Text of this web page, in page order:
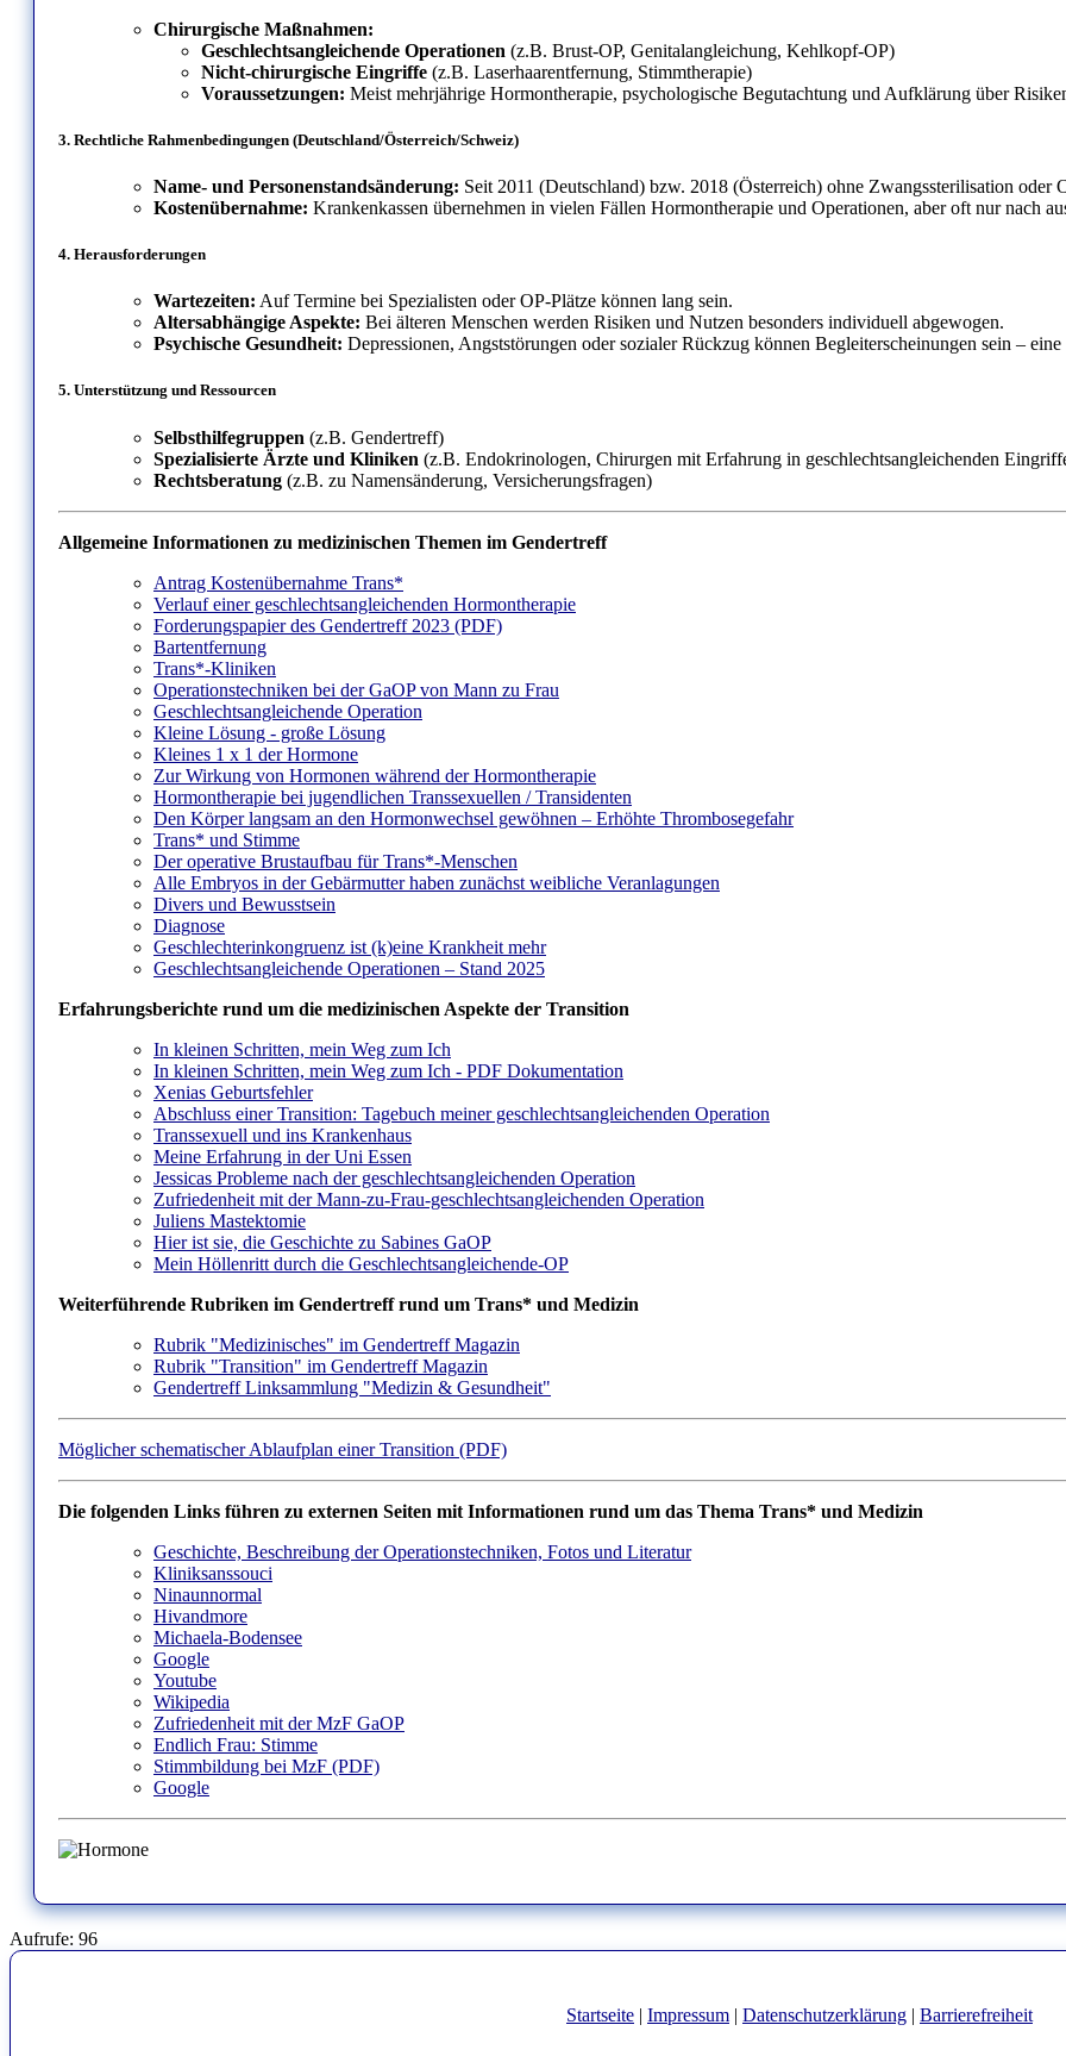
Chirurgische Maßnahmen:
Geschlechtsangleichende Operationen (z.B. Brust-OP, Genitalangleichung, Kehlkopf-OP)
Nicht-chirurgische Eingriffe (z.B. Laserhaarentfernung, Stimmtherapie)
Voraussetzungen: Meist mehrjährige Hormontherapie, psychologische Begutachtung und Aufklärung über
3. Rechtliche Rahmenbedingungen (Deutschland/Österreich/Schweiz)
Name- und Personenstandsänderung: Seit 2011 (Deutschland) bzw. 2018 (Österreich) ohne Zwangssterilisation
Kostenübernahme: Krankenkassen übernehmen in vielen Fällen Hormontherapie und Operationen, aber oft nur nach
4. Herausforderungen
Wartezeiten: Auf Termine bei Spezialisten oder OP-Plätze können lang sein.
Altersabhängige Aspekte: Bei älteren Menschen werden Risiken und Nutzen besonders individuell abgewogen.
Psychische Gesundheit: Depressionen, Angststörungen oder sozialer Rückzug können Begleiterscheinungen sein –
5. Unterstützung und Ressourcen
Selbsthilfegruppen (z.B. Gendertreff)
Spezialisierte Ärzte und Kliniken (z.B. Endokrinologen, Chirurgen mit Erfahrung in geschlechtsangleichenden
Rechtsberatung (z.B. zu Namensänderung, Versicherungsfragen)
Allgemeine Informationen zu medizinischen Themen im Gendertreff
Antrag Kostenübernahme Trans*
Verlauf einer geschlechtsangleichenden Hormontherapie
Forderungspapier des Gendertreff 2023 (PDF)
Bartentfernung
Trans*-Kliniken
Operationstechniken bei der GaOP von Mann zu Frau
Geschlechtsangleichende Operation
Kleine Lösung - große Lösung
Kleines 1 x 1 der Hormone
Zur Wirkung von Hormonen während der Hormontherapie
Hormontherapie bei jugendlichen Transsexuellen / Transidenten
Den Körper langsam an den Hormonwechsel gewöhnen – Erhöhte Thrombosegefahr
Trans* und Stimme
Der operative Brustaufbau für Trans*-Menschen
Alle Embryos in der Gebärmutter haben zunächst weibliche Veranlagungen
Divers und Bewusstsein
Diagnose
Geschlechterinkongruenz ist (k)eine Krankheit mehr
Geschlechtsangleichende Operationen – Stand 2025
Erfahrungsberichte rund um die medizinischen Aspekte der Transition
In kleinen Schritten, mein Weg zum Ich
In kleinen Schritten, mein Weg zum Ich - PDF Dokumentation
Xenias Geburtsfehler
Abschluss einer Transition: Tagebuch meiner geschlechtsangleichenden Operation
Transsexuell und ins Krankenhaus
Meine Erfahrung in der Uni Essen
Jessicas Probleme nach der geschlechtsangleichenden Operation
Zufriedenheit mit der Mann-zu-Frau-geschlechtsangleichenden Operation
Juliens Mastektomie
Hier ist sie, die Geschichte zu Sabines GaOP
Mein Höllenritt durch die Geschlechtsangleichende-OP
Weiterführende Rubriken im Gendertreff rund um Trans* und Medizin
Rubrik "Medizinisches" im Gendertreff Magazin
Rubrik "Transition" im Gendertreff Magazin
Gendertreff Linksammlung "Medizin & Gesundheit"
Möglicher schematischer Ablaufplan einer Transition (PDF)
Die folgenden Links führen zu externen Seiten mit Informationen rund um das Thema Trans* und Medizin
Geschichte, Beschreibung der Operationstechniken, Fotos und Literatur
Kliniksanssouci
Ninaunnormal
Hivandmore
Michaela-Bodensee
Google
Youtube
Wikipedia
Zufriedenheit mit der MzF GaOP
Endlich Frau: Stimme
Stimmbildung bei MzF (PDF)
Google
Aufrufe: 96
Startseite | Impressum | Datenschutzerklärung | Barrierefreiheit